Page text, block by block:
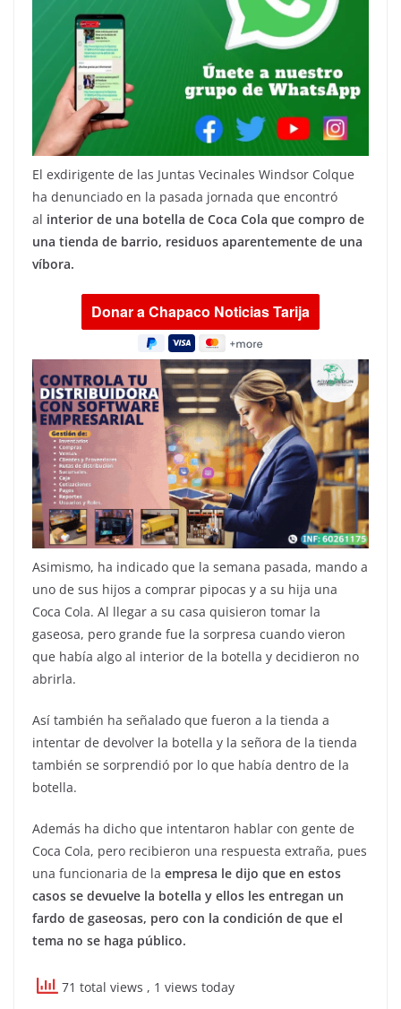
El exdirigente de las Juntas Vecinales Windsor Colque
ha denunciado en la pasada jornada que encontró
al interior de una botella de Coca Cola que compro de
una tienda de barrio, residuos aparentemente de una
víbora.
Asimismo, ha indicado que la semana pasada, mando a
uno de sus hijos a comprar pipocas y a su hija una
Coca Cola. Al llegar a su casa quisieron tomar la
gaseosa, pero grande fue la sorpresa cuando vieron
que había algo al interior de la botella y decidieron no
abrirla.
Así también ha señalado que fueron a la tienda a
intentar de devolver la botella y la señora de la tienda
también se sorprendió por lo que había dentro de la
botella.
Además ha dicho que intentaron hablar con gente de
Coca Cola, pero recibieron una respuesta extraña, pues
una funcionaria de la empresa le dijo que en estos
casos se devuelve la botella y ellos les entregan un
fardo de gaseosas, pero con la condición de que el
tema no se haga público.
71 total views , 1 views today